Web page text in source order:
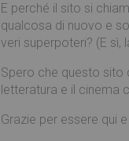
E perché il sito si
qualcosa di nuovo e
veri superpoteri? (E sì,
Spero che questo sito
letteratura e il cinema
Grazie per essere qui